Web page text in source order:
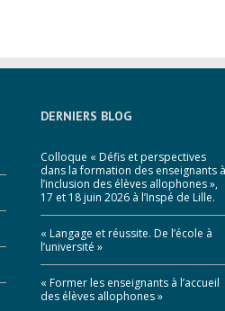
DERNIERS BLOG
Colloque « Défis et perspectives
dans la formation des enseignants à
l’inclusion des élèves allophones »,
17 et 18 juin 2026 à l’Inspé de Lille.
« Langage et réussite. De l’école à
l’université »
« Former les enseignants à l’accueil
des élèves allophones »